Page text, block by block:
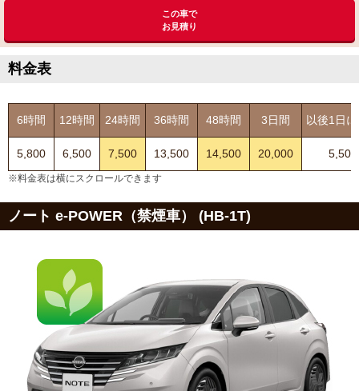
この車で
お見積り
料金表
6時間 12時間 24時間 36時間 48時間 3日間 以後1日
5,800 6,500 7,500 13,500 14,500 20,000 5,500
※料金表は横にスクロールできます
ノート e-POWER（禁煙車） (HB-1T)